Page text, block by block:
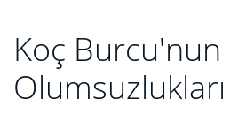
Koç Burcu'nun
Olumsuzlukları